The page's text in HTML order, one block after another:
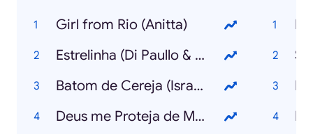
Girl from Rio (Anitta)
Estrelinha (Di Paullo & Paulino com Marília Mendonça)
Batom de Cereja (Israel & Rodolffo)
Deus me Proteja de Mim (Chico César)